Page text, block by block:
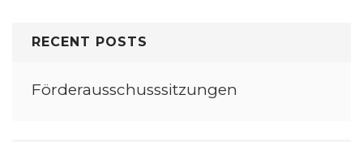
RECENT POSTS
Förderausschusssitzungen